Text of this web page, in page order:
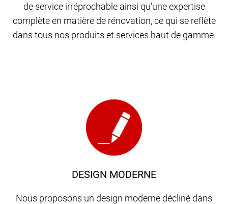
de service irréprochable ainsi qu'une expertise
complète en matière de rénovation, ce qui se reflète
dans tous nos produits et services haut de gamme.
DESIGN MODERNE
Nous proposons un design moderne décliné dans